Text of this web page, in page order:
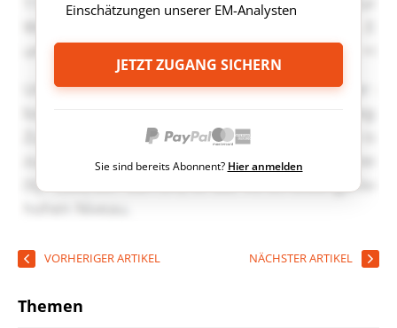
Einschätzungen unserer EM-Analysten
JETZT ZUGANG SICHERN
Sie sind bereits Abonnent? Hier anmelden
VORHERIGER ARTIKEL NÄCHSTER ARTIKEL
Themen